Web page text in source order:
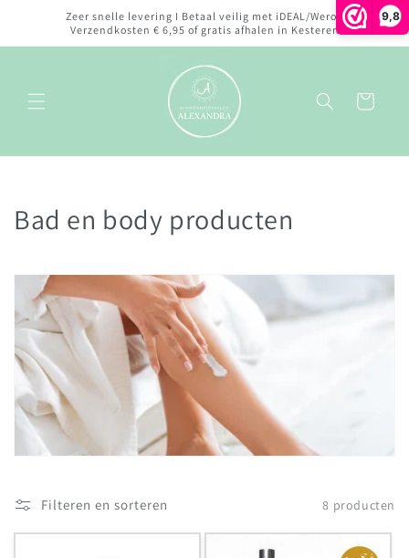
9,8
naar de
content
Zeer snelle levering I Betaal veilig met iDEAL/Wero I
Verzendkosten € 6,95 of gratis afhalen in Kesteren
Winkelwagen
C
l
e
c
i
e
:
Bad en body producten
Filteren en sorteren 8 producten